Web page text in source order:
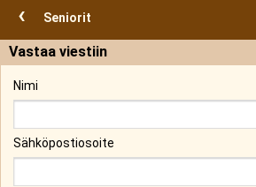
‹ Seniorit
Vastaa viestiin
Nimi
Sähköpostiosoite